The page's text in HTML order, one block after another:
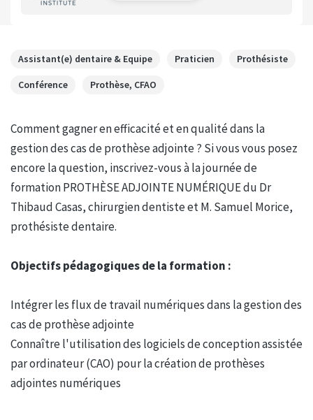
Assistant(e) dentaire & Equipe Praticien Prothésiste
Conférence Prothèse, CFAO
Comment gagner en efficacité et en qualité dans la
gestion des cas de prothèse adjointe ? Si vous vous posez
encore la question, inscrivez-vous à la journée de
formation PROTHÈSE ADJOINTE NUMÉRIQUE du Dr
Thibaud Casas, chirurgien dentiste et M. Samuel Morice,
prothésiste dentaire.
Objectifs pédagogiques de la formation :
Intégrer les flux de travail numériques dans la gestion des
cas de prothèse adjointe
Connaître l'utilisation des logiciels de conception assistée
par ordinateur (CAO) pour la création de prothèses
adjointes numériques